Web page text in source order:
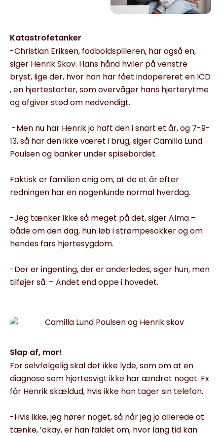
Katastrofetanker
-Christian Eriksen, fodboldspilleren, har også en,
siger Henrik Skov. Hans hånd hviler på venstre
bryst, lige der, hvor han har fået indopereret en ICD
, en hjertestarter, som overvåger hans hjerterytme
og afgiver stød om nødvendigt.
-Men nu har Henrik jo haft den i snart et år, og 7-9-
13, så har den ikke været i brug, siger Camilla Lund
Poulsen og banker under spisebordet.
Faktisk er familien enig om, at de et år efter
redningen har en nogenlunde normal hverdag.
-Jeg tænker ikke så meget på det, siger Alma –
både om den dag, hun løb i strømpesokker og om
hendes fars hjertesygdom.
-Der er ingenting, der er anderledes, siger hun, men
tilføjer så: – Andet end oppe i hovedet.
Slap af, mor!
For selvfølgelig skal det ikke lyde, som om at en
diagnose som hjertesvigt ikke har ændret noget. Fx
får Henrik skældud, hvis ikke han tager sin telefon.
-Hvis ikke, jeg hører noget, så når jeg jo allerede at
tænke, ’okay, er han faldet om, hvor lang tid kan